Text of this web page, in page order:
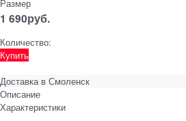
Размер
1 690руб.
Количество:
Купить
Доставка в Смоленск
Описание
Характеристики